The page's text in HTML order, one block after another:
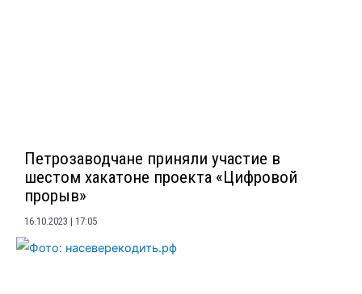
Петрозаводчане приняли участие в
шестом хакатоне проекта «Цифровой
прорыв»
16.10.2023 17:05